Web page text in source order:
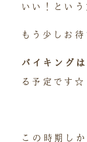
いい！という
もう少しお
バイキング
る予定です☆
この時期し